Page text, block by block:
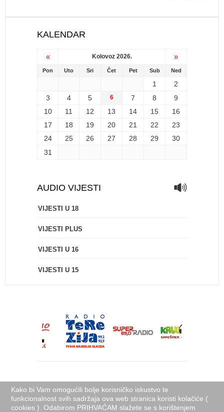
KALENDAR
« Kolovoz 2026. »
Pon Uto Sri Čet Pet Sub Ned
1
2
3
4 5 6 7 8
9
10
11 12 13 14 15
16
17
18 19 20 21 22
23
24
25 26 27 28 29
30
31
AUDIO VIJESTI
VIJESTI U 18
VIJESTI PLUS
VIJESTI U 16
VIJESTI U 15
Kako bi Vam omogućili bolje korisničko iskustvo te
funkcionalnost svih sadržaja ova web stranica koristi kolačiće (
cookies ). Odabirom PRIHVAĆAM slažete se s korištenjem